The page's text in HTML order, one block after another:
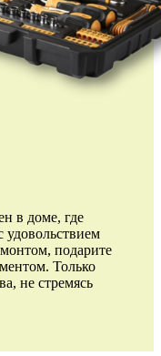
в доме, где
подарите
Только
не стремясь